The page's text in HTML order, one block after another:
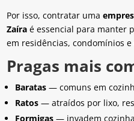
Por isso, contratar uma
Zaíra é essencial para manter
em residências, condomínios
Pragas mais
Baratas — comuns em
Ratos — atraídos por lixo,
Formigas — invadem